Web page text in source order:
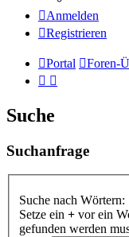
Anmelden
Registrieren
Portal Foren-
Suche
Suchanfrage
Suche nach Wörtern:
Setze ein + vor ein
gefunden werden